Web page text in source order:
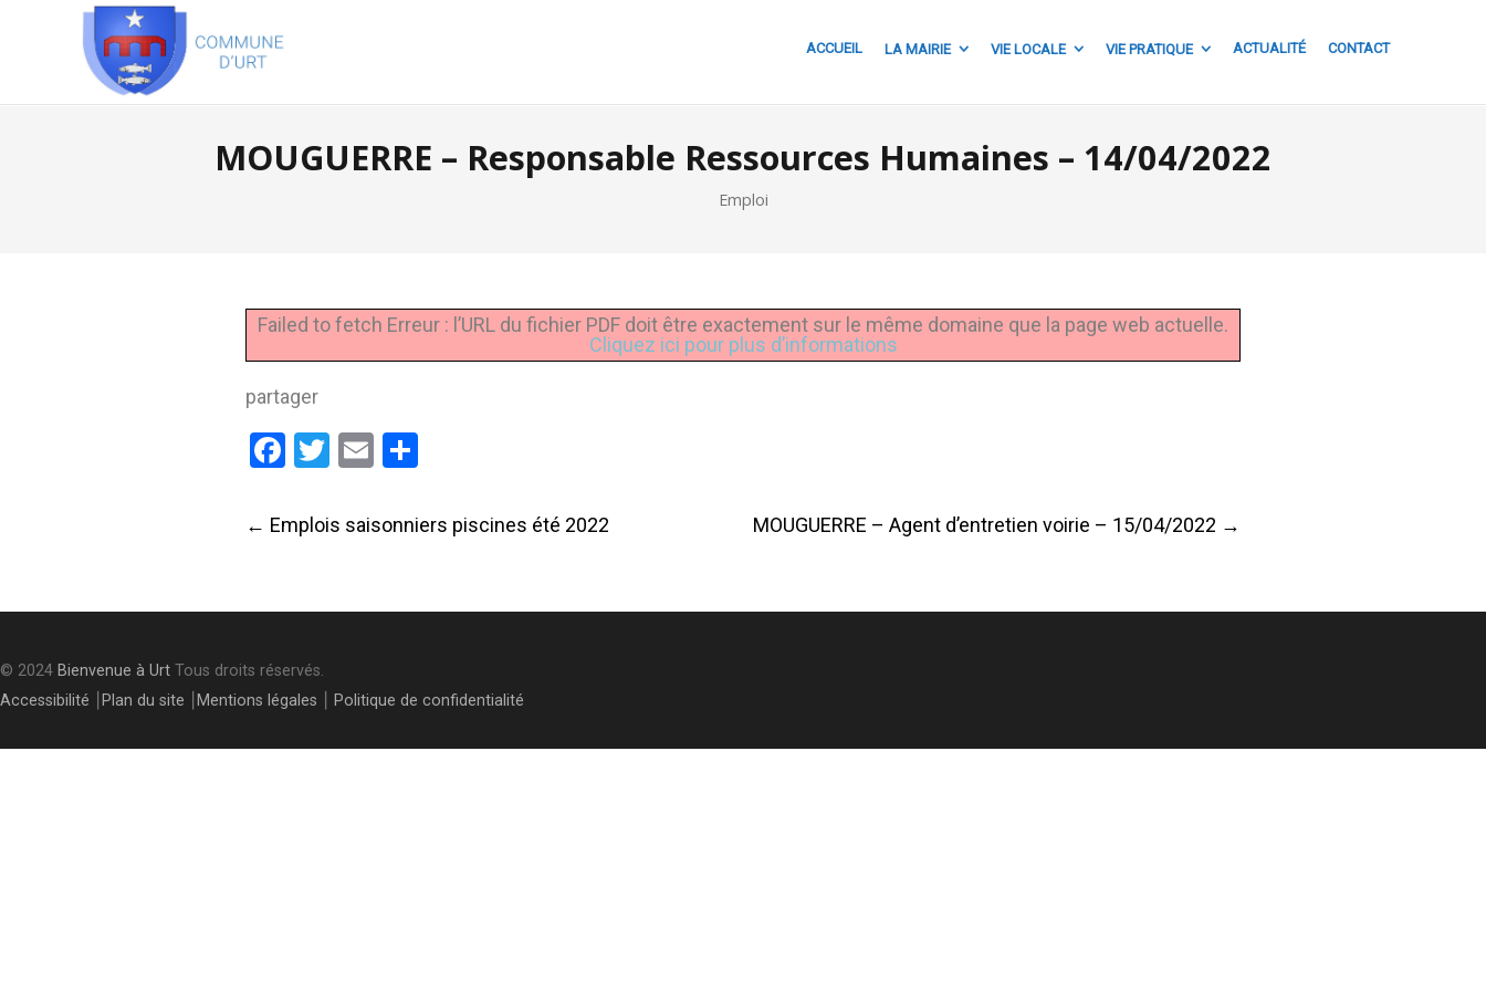
ACCUEIL LA MAIRIE VIE LOCALE VIE PRATIQUE ACTUALITÉ CONTACT
MOUGUERRE – Responsable Ressources Humaines – 14/04/2022
Emploi
Failed to fetch Erreur : l’URL du fichier PDF doit être exactement sur le même domaine que la page web actuelle.
Cliquez ici pour plus d’informations
partager
Facebook
Twitter
Email
Post
navigation
← Emplois saisonniers piscines été 2022 MOUGUERRE – Agent d’entretien voirie – 15/04/2022 →
© 2024 Bienvenue à Urt Tous droits réservés.
Accessibilité
Plan du site Mentions légales Politique de confidentialité